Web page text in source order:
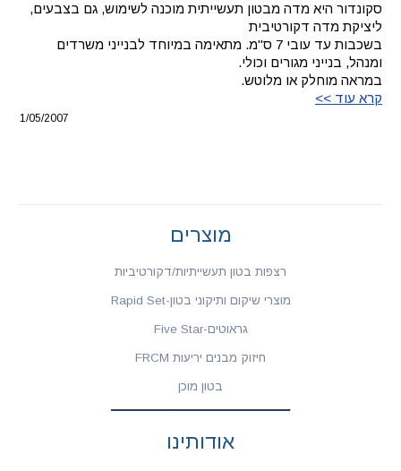
סקונדור היא מדה מבטון תעשייתית מוכנה לשימוש, גם בצבעים,
ליציקת מדה דקורטיבית
בשכבות עד עובי 7 ס"מ. מתאימה במיוחד לבנייני משרדים
ומנהל, בנייני מגורים וכולי.
במראה מוחלק או מלוטש.
קרא עוד >>
1/05/2007
מוצרים
רצפות בטון תעשייתיות/דקורטיביות
מוצרי שיקום ותיקוני בטון-Rapid Set
גראוטים-Five Star
חיזוק מבנים יריעות FRCM
בטון מוכן
אודותינו